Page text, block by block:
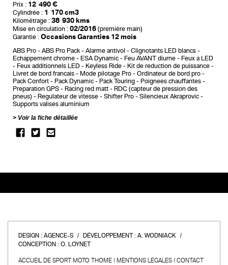
Prix : 12 490 €
Cylindrée : 1 170 cm3
Kilométrage : 38 930 kms
Mise en circulation : 02/2016 (première main)
Garantie : Occasions Garanties 12 mois
ABS Pro ABS Pro Pack Alarme antivol
Clignotants LED blancs
Echappement chrome
ESA Dynamic Feu AVANT diurne
Feux a LED
Feux additionnels LED
Keyless Ride
Kit de reduction de puissance
Livret de bord francais
Mode pilotage Pro
Ordinateur de bord pro
Pack Confort
Pack Dynamic Pack Touring
Poignees chauffantes
Preparation GPS
Racing red matt
RDC (capteur de pression des
pneus)
Regulateur de vitesse Shifter Pro
Silencieux Akraprovic
Supports valises aluminium
Voir la fiche détaillée
DESIGN : AGENCE-S DÉVELOPPEMENT : A. WODNIACK
CONCEPTION : O. LOYNET
ACCUEIL DE SPORT MOTO THOME MENTIONS LÉGALES CONTACT